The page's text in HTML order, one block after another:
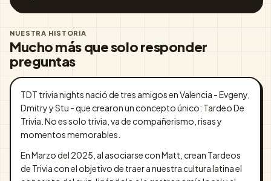
NUESTRA HISTORIA
Mucho más que solo responder
preguntas
TDT trivia nights nació de tres amigos en Valencia - Evgeny,
Dmitry y Stu - que crearon un concepto único: Tardeo De
Trivia. No es solo trivia, va de compañerismo, risas y
momentos memorables.
En Marzo del 2025, al asociarse con Matt, crean Tardeos
de Trivia con el objetivo de traer a nuestra cultura latina el